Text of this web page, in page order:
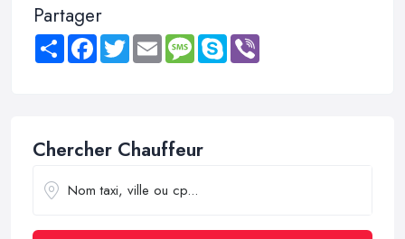
Partager
Share FacebookTwitter Email MessageSkype
Chercher Chauffeur